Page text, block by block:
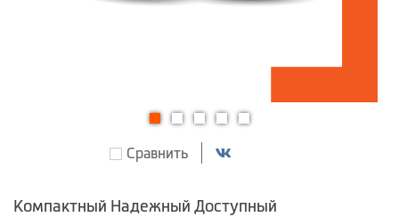
галереи
Сравнить
Компактный Надежный Доступный